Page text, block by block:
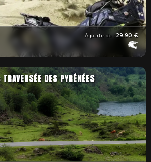
À partir de :29.90 €
DES PYRÉNÉES